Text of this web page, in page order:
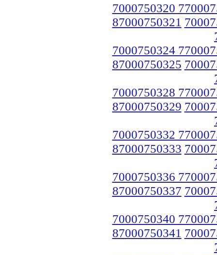
7000750320
87000750321
7000750324
87000750325
7000750328
87000750329
7000750332
87000750333
7000750336
87000750337
7000750340
87000750341